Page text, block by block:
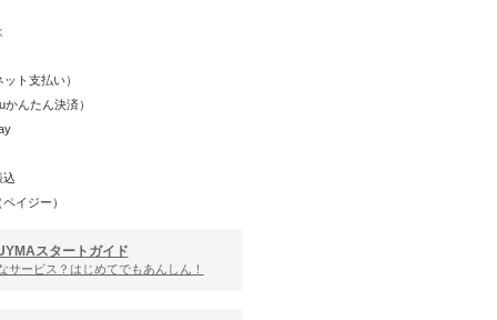
ット支払い）
かんたん決済）
込
イジー）
スタートガイド
サービス？はじめてでもあんしん！